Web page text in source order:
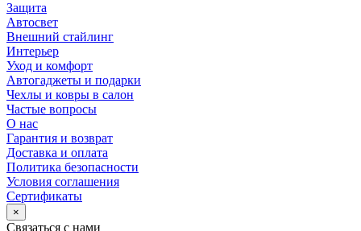
Защита
Автосвет
Внешний стайлинг
Интерьер
Уход и комфорт
Автогаджеты и подарки
Чехлы и ковры в салон
Частые вопросы
О нас
Гарантия и возврат
Доставка и оплата
Политика безопасности
Условия соглашения
Сертификаты
×
Связаться с нами